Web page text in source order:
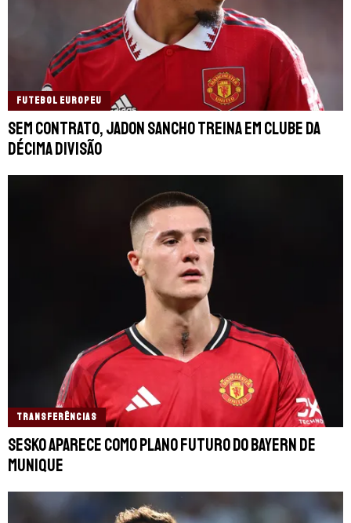
FUTEBOL EUROPEU
Sem contrato, Jadon Sancho treina em clube da
décima divisão
TRANSFERÊNCIAS
Sesko aparece como plano futuro do Bayern de
Munique